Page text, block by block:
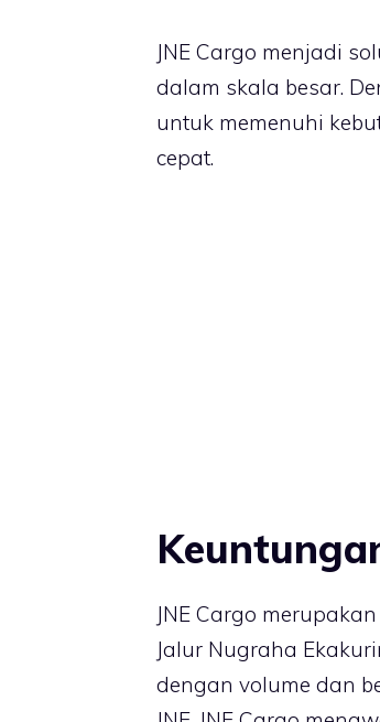
JNE Cargo menjadi
dalam skala besar.
untuk memenuhi
cepat.
JNE Cargo
Jalur Nugraha
dengan volume dan